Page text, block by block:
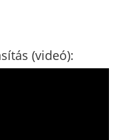
(videó):